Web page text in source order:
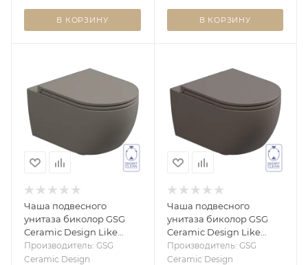
В КОРЗИНУ В КОРЗИНУ
Чаша подвесного
унитаза биколор GSG
Ceramic Design Like
LKWCSOBI000/030,
White/Cashmere Matt
Производитель: GSG
Ceramic Design
Чаша подвесного
унитаза биколор GSG
Ceramic Design Like
LKWCSOBI000/029,
White/Tortora Matt
Производитель: GSG
Ceramic Design